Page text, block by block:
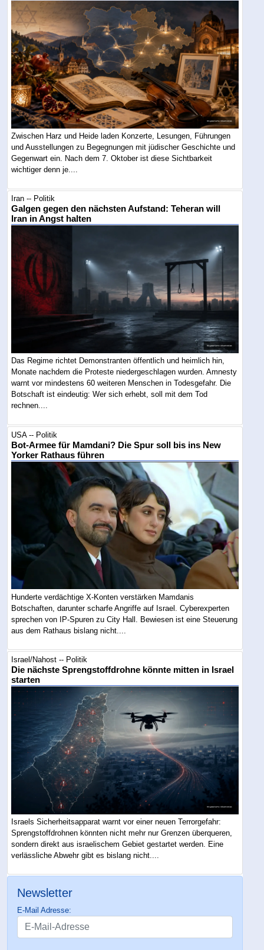
Zwischen Harz und Heide laden Konzerte, Lesungen, Führungen
und Ausstellungen zu Begegnungen mit jüdischer Geschichte und
Gegenwart ein. Nach dem 7. Oktober ist diese Sichtbarkeit
wichtiger denn je....
Iran -- Politik
Galgen gegen den nächsten Aufstand: Teheran will
Iran in Angst halten
Das Regime richtet Demonstranten öffentlich und heimlich hin,
Monate nachdem die Proteste niedergeschlagen wurden. Amnesty
warnt vor mindestens 60 weiteren Menschen in Todesgefahr. Die
Botschaft ist eindeutig: Wer sich erhebt, soll mit dem Tod
rechnen....
USA -- Politik
Bot-Armee für Mamdani? Die Spur soll bis ins New
Yorker Rathaus führen
Hunderte verdächtige X-Konten verstärken Mamdanis
Botschaften, darunter scharfe Angriffe auf Israel. Cyberexperten
sprechen von IP-Spuren zu City Hall. Bewiesen ist eine Steuerung
aus dem Rathaus bislang nicht....
Israel/Nahost -- Politik
Die nächste Sprengstoffdrohne könnte mitten in Israel
starten
Israels Sicherheitsapparat warnt vor einer neuen Terrorgefahr:
Sprengstoffdrohnen könnten nicht mehr nur Grenzen überqueren,
sondern direkt aus israelischem Gebiet gestartet werden. Eine
verlässliche Abwehr gibt es bislang nicht....
Newsletter
E-Mail Adresse: